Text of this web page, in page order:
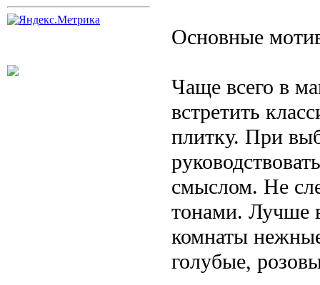
Основные
Чаще всего в
встретить
плитку. При
смыслом. Не
тонами. Лучше
комнаты
голубые,